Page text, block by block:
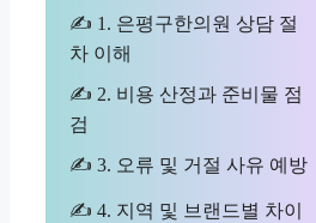
✍ 1. 은평구한의원 상담 절
차 이해
✍ 2. 비용 산정과 준비물 점
검
✍ 3. 오류 및 거절 사유 예방
✍ 4. 지역 및 브랜드별 차이